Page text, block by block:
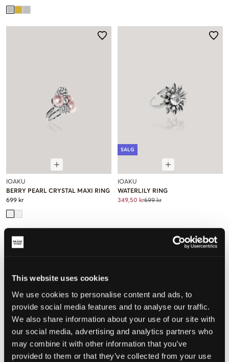
This website uses cookies
We use cookies to personalise content and ads, to
provide social media features and to analyse our traffic.
We also share information about your use of our site with
our social media, advertising and analytics partners who
may combine it with other information that you’ve
provided to them or that they’ve collected from your use
IOAKU
BERRY PEARL CRYSTAL MAXI RING
699 kr
SALG
IOAKU
WATERLILY RING
349,50 kr699 kr
SALG SALG